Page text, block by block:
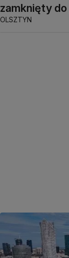
zamknięty do
OLSZTYN